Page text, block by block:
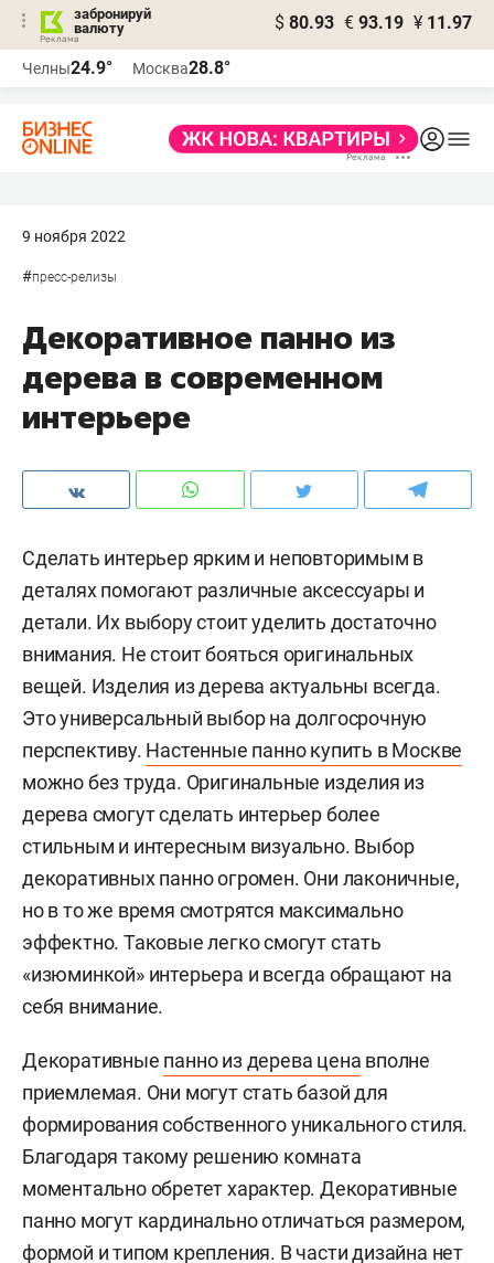
забронируй
валюту
$ 80.93 € 93.19 ¥ 11.97
Челны24.9° Москва28.8°
9 ноября 2022
#пресс-релизы
Декоративное панно из
дерева в современном
интерьере
Сделать интерьер ярким и неповторимым в
деталях помогают различные аксессуары и
детали. Их выбору стоит уделить достаточно
внимания. Не стоит бояться оригинальных
вещей. Изделия из дерева актуальны всегда.
Это универсальный выбор на долгосрочную
перспективу. Настенные панно купить в Москве
можно без труда. Оригинальные изделия из
дерева смогут сделать интерьер более
стильным и интересным визуально. Выбор
декоративных панно огромен. Они лаконичные,
но в то же время смотрятся максимально
эффектно. Таковые легко смогут стать
«изюминкой» интерьера и всегда обращают на
себя внимание.
Декоративные панно из дерева цена вполне
приемлемая. Они могут стать базой для
формирования собственного уникального стиля.
Благодаря такому решению комната
моментально обретет характер. Декоративные
панно могут кардинально отличаться размером,
формой и типом крепления. В части дизайна нет